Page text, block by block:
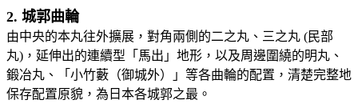
2. 城郭曲輪
由中央的本丸往外擴展，對角兩側的二之丸、三之丸 (民部
丸)，延伸出的連續型「馬出」地形，以及周邊圍繞的明丸、
鍛冶丸、「小竹藪（御城外）」等各曲輪的配置，清楚完整地
保存配置原貌，為日本各城郭之最。